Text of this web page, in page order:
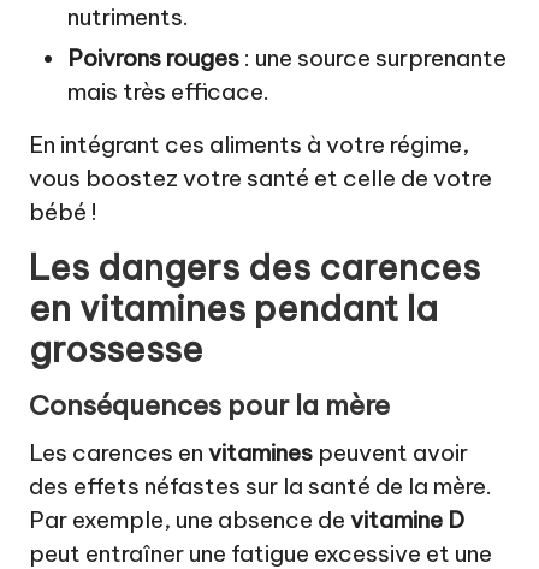
nutriments.
Poivrons rouges : une source surprenante
mais très efficace.
En intégrant ces aliments à votre régime,
vous boostez votre santé et celle de votre
bébé !
Les dangers des carences
en vitamines pendant la
grossesse
Conséquences pour la mère
Les carences en vitamines peuvent avoir
des effets néfastes sur la santé de la mère.
Par exemple, une absence de vitamine D
peut entraîner une fatigue excessive et une